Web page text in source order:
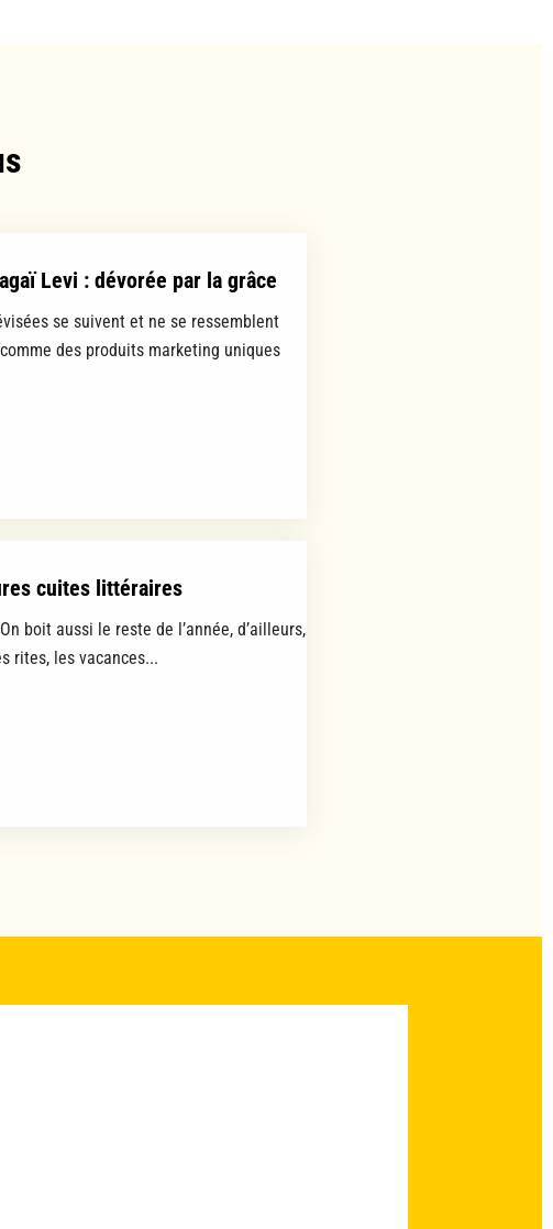
Levi : dévorée par la grâce
se suivent et ne se ressemblent
des produits marketing uniques
cuites littéraires
boit aussi le reste de l’année, d’ailleurs,
rites, les vacances...